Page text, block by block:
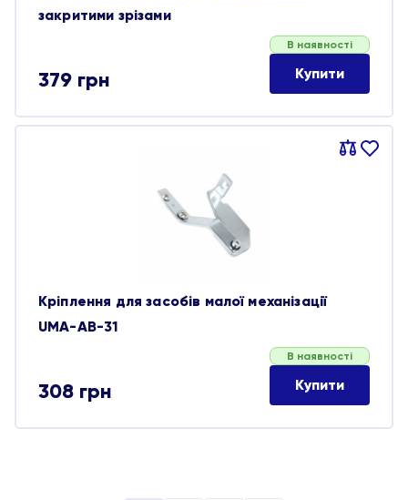
закритими зрізами
379 грн
В наявності
Купити
Порівняти
В
Кріплення для засобів малої механізації
UMA-AB-31
308 грн
В наявності
Купити